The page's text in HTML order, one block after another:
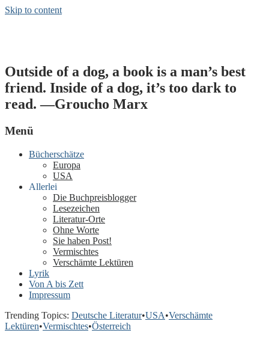
Skip to content
Outside of a dog, a book is a man’s best
friend. Inside of a dog, it’s too dark to
read. —Groucho Marx
Menü
Bücherschätze
Europa
USA
Allerlei
Die Buchpreisblogger
Lesezeichen
Literatur-Orte
Ohne Worte
Sie haben Post!
Vermischtes
Verschämte Lektüren
Lyrik
Von A bis Zett
Impressum
Trending Topics: Deutsche Literatur•USA•Verschämte
Lektüren•Vermischtes•Österreich